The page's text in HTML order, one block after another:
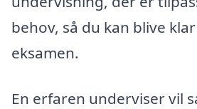
behov, så du kan blive
eksamen.
En erfaren underviser vil